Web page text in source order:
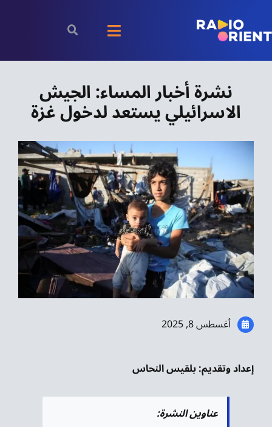
content
Toggle
Navigation
بودكاست
الأخبار
رياضة
اقتصاد
مقالات
موسيقى الشرق
نشرة أخبار المساء: الجيش
الاسرائيلي يستعد لدخول غزة
أغسطس 8, 2025
إعداد وتقديم: بلقيس النحاس
عناوين النشرة: